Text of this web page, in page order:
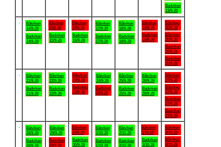
Badviken
13/9-26
Båtviken
14/9-26
Badviken
14/9-26
Båtviken
15/9-26
Badviken
15/9-26
Båtviken
16/9-26
Badviken
16/9-26
Båtviken
17/9-26
Badviken
17/9-26
Båtviken
18/9-26
Badviken
18/9-26
Båtviken
19/9-26
Badviken
19/9-26
Båtviken
20/9-26
Båtviken
20/9-26
Badviken
20/9-26
Badviken
20/9-26
Båtviken
21/9-26
Badviken
21/9-26
Båtviken
22/9-26
Badviken
22/9-26
Båtviken
23/9-26
Badviken
23/9-26
Båtviken
24/9-26
Badviken
24/9-26
Båtviken
25/9-26
Badviken
25/9-26
Båtviken
26/9-26
Badviken
26/9-26
Båtviken
27/9-26
Båtviken
27/9-26
Badviken
27/9-26
Badviken
27/9-26
Båtviken
28/9-26
Badviken
28/9-26
Båtviken
29/9-26
Badviken
29/9-26
Båtviken
30/9-26
Badviken
30/9-26
Båtviken
1/10-26
Badviken
1/10-26
Båtviken
2/10-26
Badviken
2/10-26
Båtviken
3/10-26
Badviken
3/10-26
Båtviken
4/10-26
Båtviken
4/10-26